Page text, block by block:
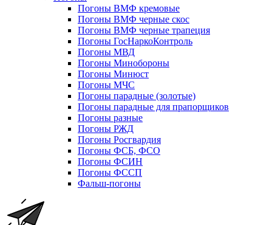
Погоны ВМФ кремовые
Погоны ВМФ черные скос
Погоны ВМФ черные трапеция
Погоны ГосНаркоКонтроль
Погоны МВД
Погоны Минобороны
Погоны Минюст
Погоны МЧС
Погоны парадные (золотые)
Погоны парадные для прапорщиков
Погоны разные
Погоны РЖД
Погоны Росгвардия
Погоны ФСБ, ФСО
Погоны ФСИН
Погоны ФССП
Фальш-погоны